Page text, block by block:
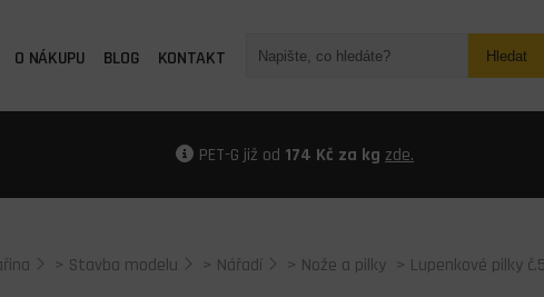
O NÁKUPU BLOG KONTAKT Hledat
PET-G již od 174 Kč za kg zde.
> Stavba modelu > Nářadí > Nože a pilky > Lupenkové pilky